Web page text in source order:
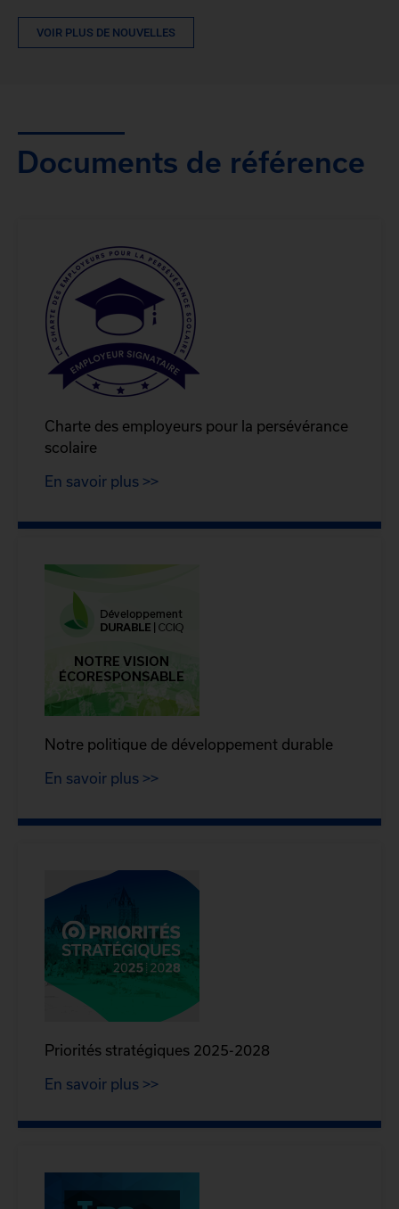
VOIR PLUS DE NOUVELLES
Documents de référence
Charte des employeurs pour la persévérance
scolaire
En savoir plus >>
Notre politique de développement durable
En savoir plus >>
Priorités stratégiques 2025-2028
En savoir plus >>